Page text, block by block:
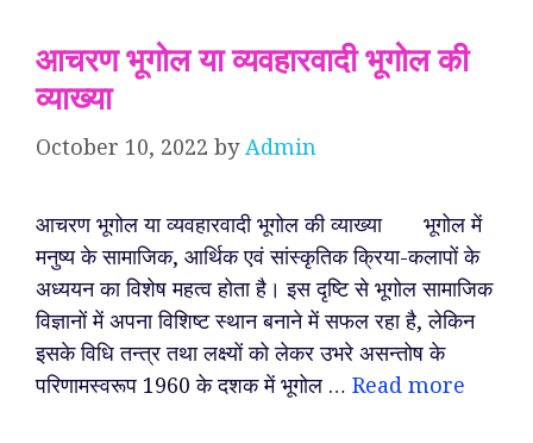
आचरण भूगोल या व्यवहारवादी भूगोल की
व्याख्या
October 10, 2022 byAdmin
आचरण भूगोल या व्यवहारवादी भूगोल की व्याख्या भूगोल में
मनुष्य के सामाजिक, आर्थिक एवं सांस्कृतिक क्रिया-कलापों के
अध्ययन का विशेष महत्व होता है। इस दृष्टि से भूगोल सामाजिक
विज्ञानों में अपना विशिष्ट स्थान बनाने में सफल रहा है, लेकिन
इसके विधि तन्त्र तथा लक्ष्यों को लेकर उभरे असन्तोष के
परिणामस्वरूप 1960 के दशक में भूगोल … Read more